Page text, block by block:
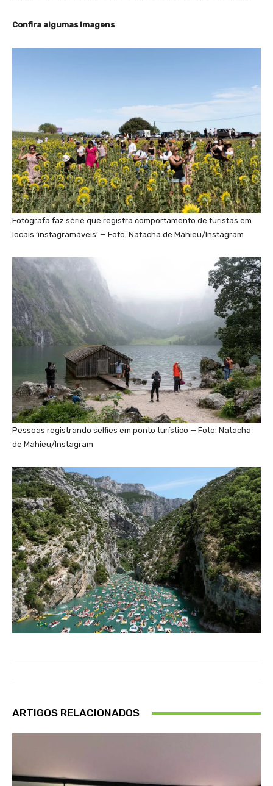
Confira algumas imagens
Fotógrafa faz série que registra comportamento de turistas em
locais ‘instagramáveis’ — Foto: Natacha de Mahieu/Instagram
Pessoas registrando selfies em ponto turístico — Foto: Natacha
de Mahieu/Instagram
ARTIGOS RELACIONADOS